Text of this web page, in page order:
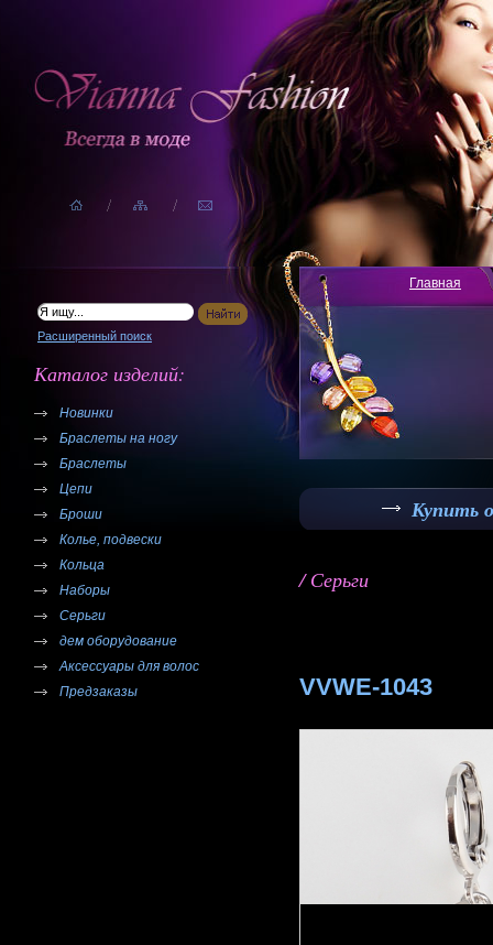
Расширенный поиск
Каталог изделий:
Новинки
Браслеты на ногу
Браслеты
Цепи
Броши
Колье, подвески
Кольца
Наборы
Серьги
дем оборудование
Аксессуары для волос
Предзаказы
Главная
Купить
/ Серьги
VVWE-1043